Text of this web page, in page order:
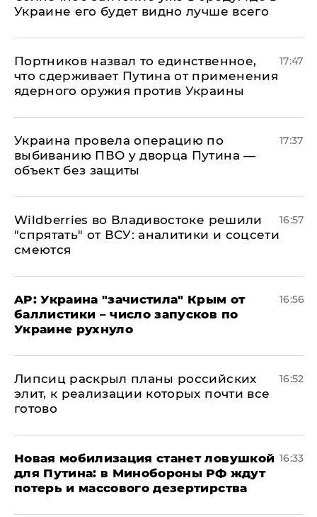
Украине его будет видно лучше всего
Портников назвал то единственное,
что сдерживает Путина от применения
ядерного оружия против Украины
17:47
Украина провела операцию по
выбиванию ПВО у дворца Путина —
объект без защиты
17:37
Wildberries во Владивостоке решили
"спрятать" от ВСУ: аналитики и соцсети
смеются
16:57
AP: Украина "зачистила" Крым от
баллистики – число запусков по
Украине рухнуло
16:56
Липсиц раскрыл планы российских
элит, к реализации которых почти все
готово
16:52
​Новая мобилизация станет ловушкой
для Путина: в Минобороны РФ ждут
потерь и массового дезертирства
16:33